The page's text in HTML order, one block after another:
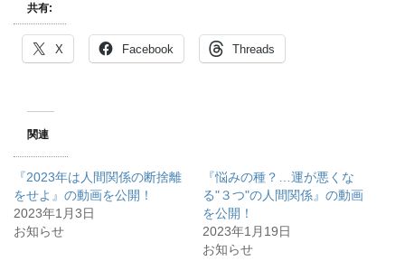
共有:
X Facebook Threads
関連
『2023年は人間関係の断捨離
をせよ』の動画を公開！
2023年1月3日
お知らせ
『悩みの種？…運が悪くな
る"３つ"の人間関係』の動画
を公開！
2023年1月19日
お知らせ